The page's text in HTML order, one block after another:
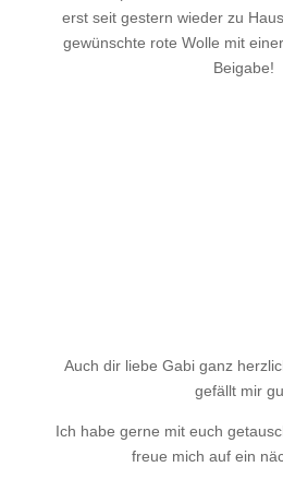
erst seit gestern wieder zu
gewünschte rote Wolle mit
Beigabe!
Auch dir liebe Gabi ganz
gefällt mir
Ich habe gerne mit euch
freue mich auf ein